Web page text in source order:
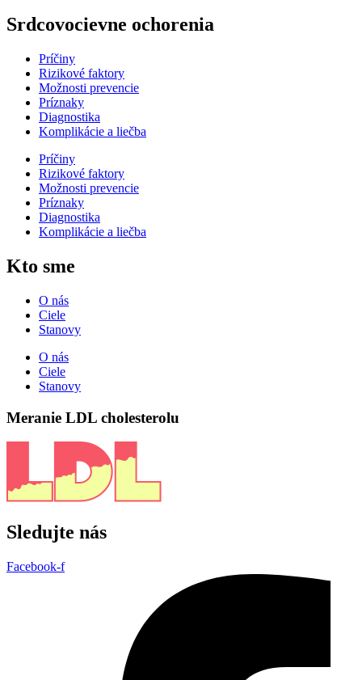
Srdcovocievne ochorenia
Príčiny
Rizikové faktory
Možnosti prevencie
Príznaky
Diagnostika
Komplikácie a liečba
Príčiny
Rizikové faktory
Možnosti prevencie
Príznaky
Diagnostika
Komplikácie a liečba
Kto sme
O nás
Ciele
Stanovy
O nás
Ciele
Stanovy
Meranie LDL cholesterolu
Sledujte nás
Facebook-f